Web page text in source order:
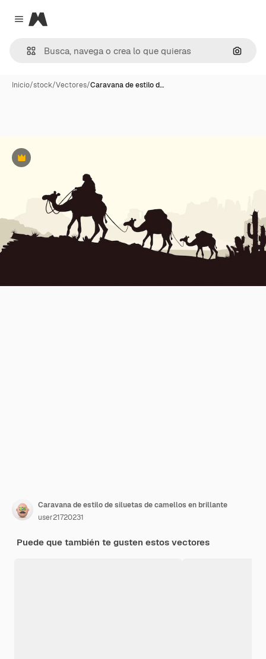
Close menu
Magnific
Inicio/stock/Vectores/Caravana de estilo d…
Premium
Caravana de estilo de siluetas de camellos en brillante
user21720231
Puede que también te gusten estos vectores